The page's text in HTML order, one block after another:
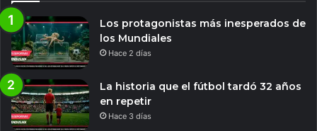
Los protagonistas más inesperados de
los Mundiales
Hace 2 días
La historia que el fútbol tardó 32 años
en repetir
Hace 3 días